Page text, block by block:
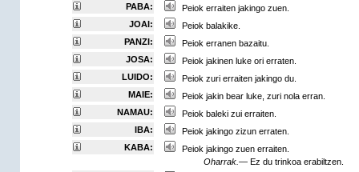
PABA:
Peiok erraiten jakingo zuen.
JOAI:
Peiok balakike.
PANZI:
Peiok erranen bazaitu.
JOSA:
Peiok jakinen luke ori erraten.
LUIDO:
Peiok zuri erraiten jakingo du.
MAIE:
Peiok jakin bear luke, zuri nola erran.
NAMAU:
Peiok baleki zui erraiten.
IBA:
Peiok jakingo zizun erraten.
KABA:
Peiok jakingo zuen erraiten.
Oharrak.—Ez du trinkoa erabiltzen.